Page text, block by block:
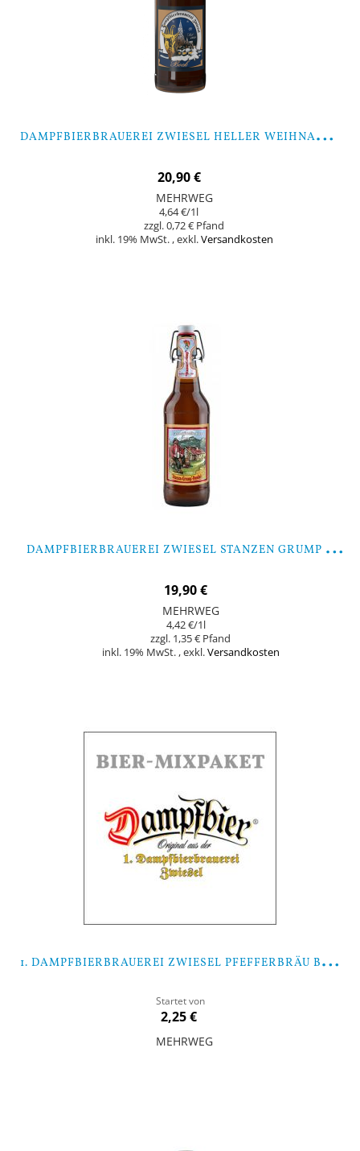
D
AMPFBIERBRAUEREI ZWIESEL HELLER WEIHNACHTSBOCK - 9 FLASCHEN
20,90 €
MEHRWEG
4,64 €/1l
0,72 €
inkl. 19% MwSt. ,exkl.Versandkosten
D
AMPFBIERBRAUEREI ZWIESEL STANZEN GRUMP - 9 FLASCHEN
19,90 €
MEHRWEG
4,42 €/1l
1,35 €
inkl. 19% MwSt. ,exkl.Versandkosten
1
. DAMPFBIERBRAUEREI ZWIESEL PFEFFERBRÄU BIER-MIXPAKET
Startet von
2,25 €
MEHRWEG